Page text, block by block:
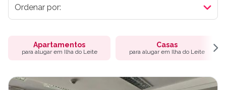
Apartamentos
para alugar em Ilha do Leite
Casas
para alugar em Ilha do Leite